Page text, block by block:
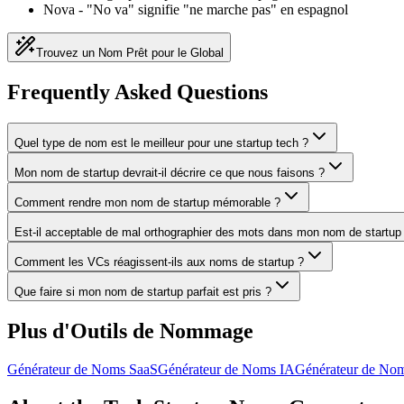
Nova - "No va" signifie "ne marche pas" en espagnol
Trouvez un Nom Prêt pour le Global
Frequently Asked Questions
Quel type de nom est le meilleur pour une startup tech ?
Mon nom de startup devrait-il décrire ce que nous faisons ?
Comment rendre mon nom de startup mémorable ?
Est-il acceptable de mal orthographier des mots dans mon nom de startup
Comment les VCs réagissent-ils aux noms de startup ?
Que faire si mon nom de startup parfait est pris ?
Plus d'Outils de Nommage
Générateur de Noms SaaSGénérateur de Noms IAGénérateur de